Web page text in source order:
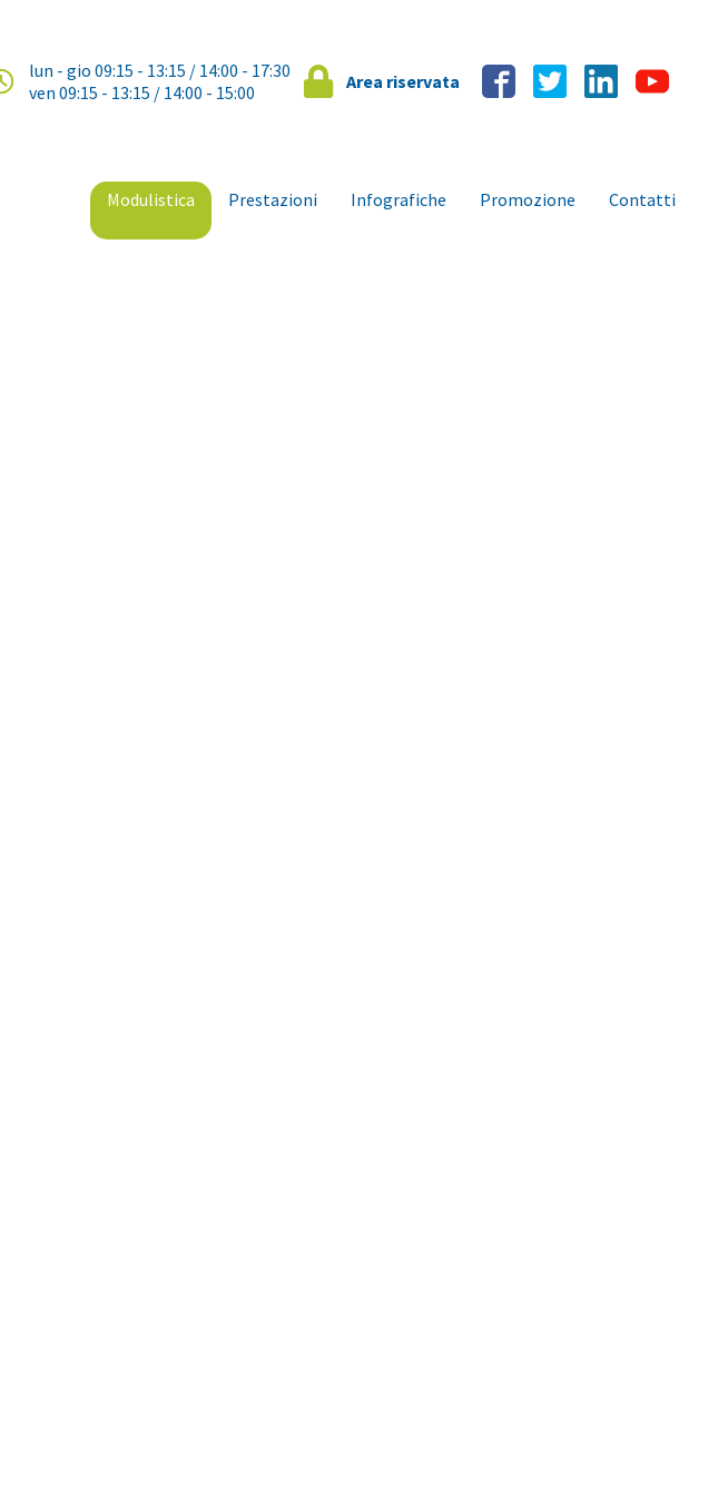
lun - gio 09:15 - 13:15 / 14:00 - 17:30
ven 09:15 - 13:15 / 14:00 - 15:00
Area riservata
Modulistica Prestazioni Infografiche Promozione Contatti